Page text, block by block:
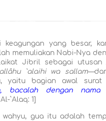
keagungan yang besar,
memuliakan Nabi-Nya
Jibril sebagai utusan
`alaihi wa sallam—
yaitu bagian awal surat
bacalah dengan nama
`Alaq: 1]
wahyu, gua itu adalah